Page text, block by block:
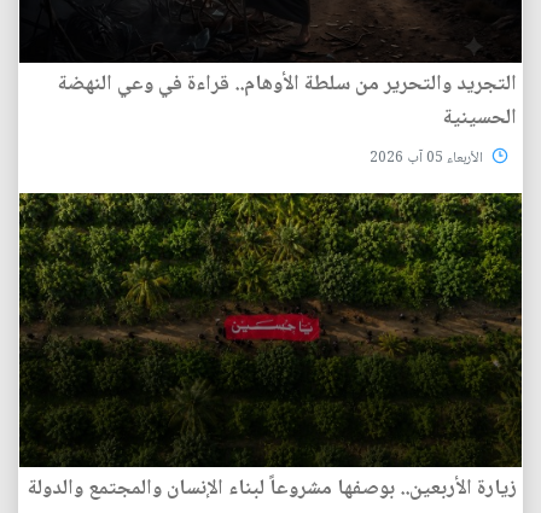
التجريد والتحرير من سلطة الأوهام.. قراءة في وعي النهضة
الحسينية
الأربعاء 05 آب 2026
زيارة الأربعين.. بوصفها مشروعاً لبناء الإنسان والمجتمع والدولة